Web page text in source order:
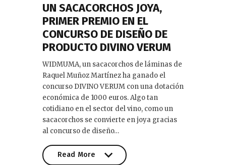
UN SACACORCHOS JOYA,
PRIMER PREMIO EN EL
CONCURSO DE DISEÑO DE
PRODUCTO DIVINO VERUM
WIDMUMA, un sacacorchos de láminas de
Raquel Muñoz Martínez ha ganado el
concurso DIVINO VERUM con una dotación
económica de 1000 euros. Algo tan
cotidiano en el sector del vino, como un
sacacorchos se convierte en joya gracias
al concurso de diseño…
Read More